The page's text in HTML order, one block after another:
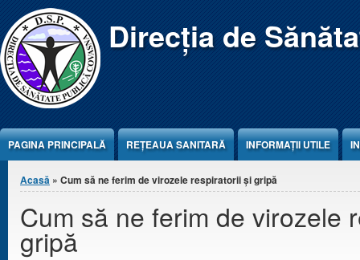
Jump to Content Direcția de
PAGINA PRINCIPALĂ REŢEAUA SANITARĂ INFORMAȚII UTILE
Eşti aici
Acasă » Cum să ne ferim de virozele respiratorii și gripă
Cum să ne ferim de virozele
gripă